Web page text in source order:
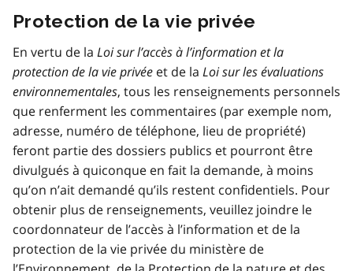
Protection de la vie privée
En vertu de la Loi sur l’accès à l’information et la
protection de la vie privée et de la Loi sur les évaluations
environnementales, tous les renseignements personnels
que renferment les commentaires (par exemple nom,
adresse, numéro de téléphone, lieu de propriété)
feront partie des dossiers publics et pourront être
divulgués à quiconque en fait la demande, à moins
qu’on n’ait demandé qu’ils restent confidentiels. Pour
obtenir plus de renseignements, veuillez joindre le
coordonnateur de l’accès à l’information et de la
protection de la vie privée du ministère de